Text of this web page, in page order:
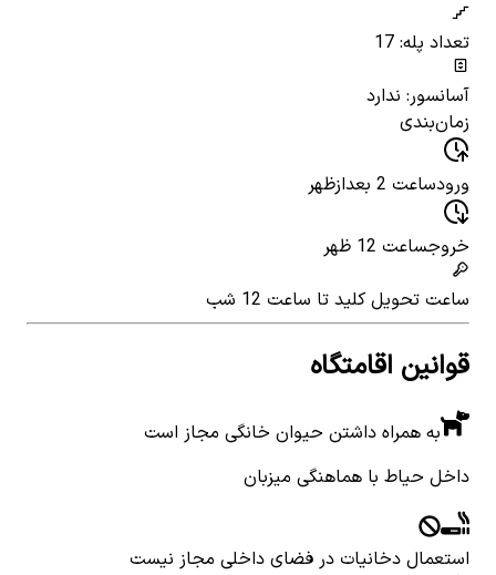
تعداد پله: 17
آسانسور: ندارد
زمان‌بندی
ورودساعت 2 بعدازظهر
خروجساعت 12 ظهر
ساعت تحویل کلید تا ساعت 12 شب
قوانین اقامتگاه
به همراه داشتن حیوان خانگی مجاز است
داخل حیاط با هماهنگی میزبان
استعمال دخانیات در فضای داخلی مجاز نیست